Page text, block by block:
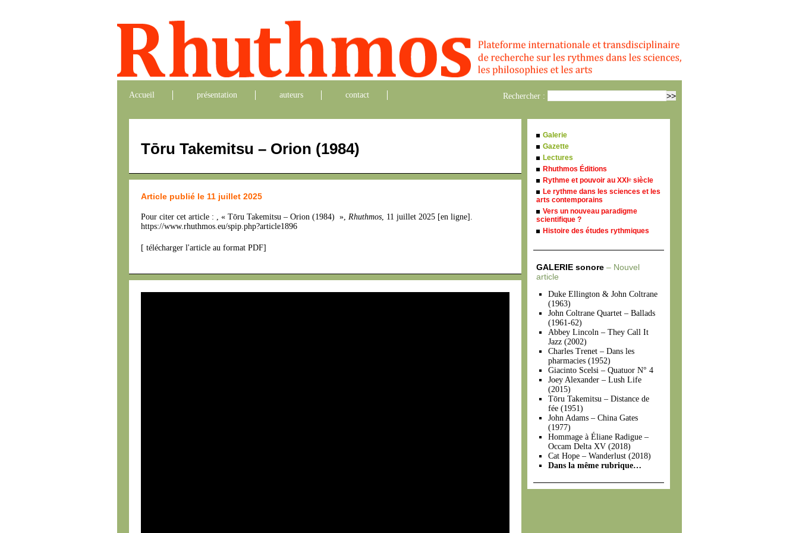
Accueil présentation auteurs contact Rechercher :
Tōru Takemitsu – Orion (1984)
Article publié le 11 juillet 2025
Pour citer cet article : , « Tōru Takemitsu – Orion (1984) », Rhuthmos, 11 juillet 2025 [en ligne].
https://www.rhuthmos.eu/spip.php?article1896
[ télécharger l'article au format PDF]
Galerie
Gazette
Lectures
Rhuthmos Éditions
Rythme et pouvoir au XXI e siècle
Le rythme dans les sciences et les
arts contemporains
Vers un nouveau paradigme
scientifique ?
Histoire des études rythmiques
GALERIE sonore – Nouvel
article
Duke Ellington & John Coltrane
(1963)
John Coltrane Quartet – Ballads
(1961-62)
Abbey Lincoln – They Call It
Jazz (2002)
Charles Trenet – Dans les
pharmacies (1952)
Giacinto Scelsi – Quatuor N° 4
Joey Alexander – Lush Life
(2015)
Tōru Takemitsu – Distance de
fée (1951)
John Adams – China Gates
(1977)
Hommage à Éliane Radigue –
Occam Delta XV (2018)
Cat Hope – Wanderlust (2018)
Dans la même rubrique…